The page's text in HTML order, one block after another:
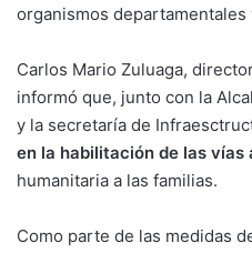
organismos departamentales
Carlos Mario Zuluaga,
informó que, junto con la
y la secretaría de
en la habilitación de las vías
humanitaria a las familias.
Como parte de las medidas